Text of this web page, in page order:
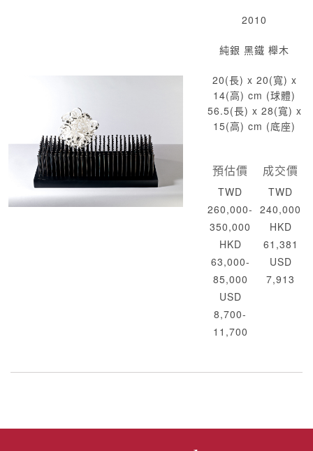
2010
純銀 黑鐵 櫸木
20(長) x 20(寬) x
14(高) cm (球體)
56.5(長) x 28(寬) x
15(高) cm (底座)
預估價
TWD
260,000-
350,000
HKD
63,000-
85,000
USD
8,700-
11,700
成交價
TWD
240,000
HKD
61,381
USD
7,913